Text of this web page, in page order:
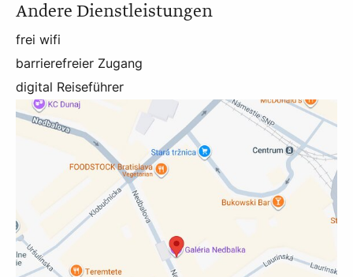
Andere Dienstleistungen
frei wifi
barrierefreier Zugang
digital Reiseführer